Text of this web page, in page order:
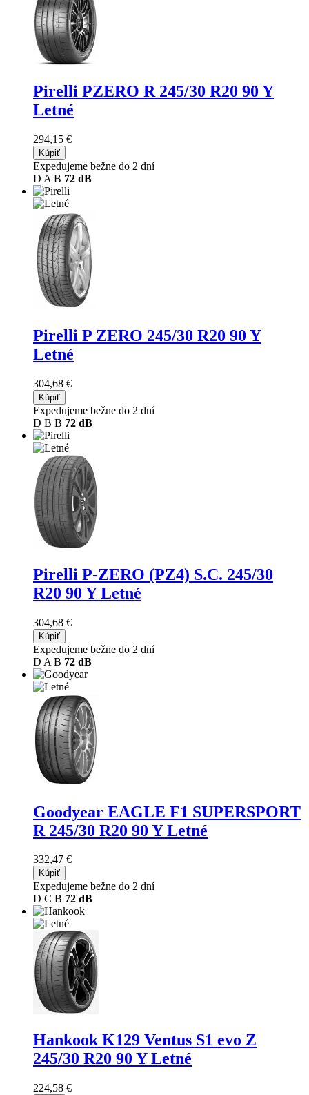
Pirelli PZERO R 245/30 R20 90 Y
Letné
294,15 €
Kúpiť
Expedujeme bežne do 2 dní
D A B 72 dB
Pirelli P ZERO 245/30 R20 90 Y
Letné
304,68 €
Kúpiť
Expedujeme bežne do 2 dní
D B B 72 dB
Pirelli P-ZERO (PZ4) S.C. 245/30
R20 90 Y Letné
304,68 €
Kúpiť
Expedujeme bežne do 2 dní
D A B 72 dB
Goodyear EAGLE F1 SUPERSPORT
R 245/30 R20 90 Y Letné
332,47 €
Kúpiť
Expedujeme bežne do 2 dní
D C B 72 dB
Hankook K129 Ventus S1 evo Z
245/30 R20 90 Y Letné
224,58 €